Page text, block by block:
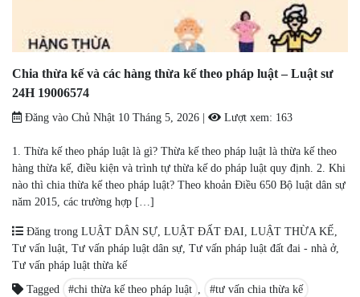
Chia thừa kế và các hàng thừa kế theo pháp luật – Luật sư
24H 19006574
Đăng vào Chủ Nhật 10 Tháng 5, 2026 Lượt xem: 163
1. Thừa kế theo pháp luật là gì? Thừa kế theo pháp luật là thừa kế theo
hàng thừa kế, điều kiện và trình tự thừa kế do pháp luật quy định. 2. Khi
nào thì chia thừa kế theo pháp luật? Theo khoản Điều 650 Bộ luật dân sự
năm 2015, các trường hợp […]
Đăng trong LUẬT DÂN SỰ, LUẬT ĐẤT ĐAI, LUẬT THỪA KẾ,
Tư vấn luật, Tư vấn pháp luật dân sự, Tư vấn pháp luật đất đai - nhà ở,
Tư vấn pháp luật thừa kế
Tagged
chi thừa kế theo pháp luật , tư vấn chia thừa kế